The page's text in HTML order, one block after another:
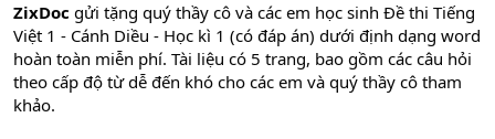
ZixDoc gửi tặng quý thầy cô và các em học sinh Đề thi Tiếng
Việt 1 - Cánh Diều - Học kì 1 (có đáp án) dưới định dạng word
hoàn toàn miễn phí. Tài liệu có 5 trang, bao gồm các câu hỏi
theo cấp độ từ dễ đến khó cho các em và quý thầy cô tham
khảo.